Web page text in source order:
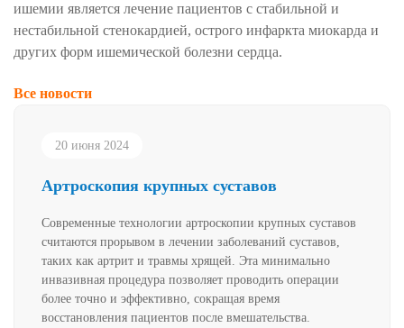
ишемии является лечение пациентов с стабильной и
нестабильной стенокардией, острого инфаркта миокарда и
других форм ишемической болезни сердца.
Все новости
20 июня 2024
Артроскопия крупных суставов
Современные технологии артроскопии крупных суставов
считаются прорывом в лечении заболеваний суставов,
таких как артрит и травмы хрящей. Эта минимально
инвазивная процедура позволяет проводить операции
более точно и эффективно, сокращая время
восстановления пациентов после вмешательства.